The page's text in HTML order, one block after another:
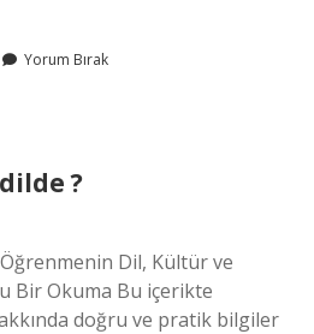
Yorum Bırak
?
Dil, Kültür ve
Bir Okuma Bu içerikte
doğru ve pratik bilgiler